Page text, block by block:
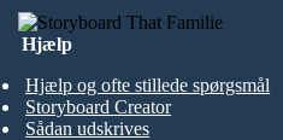
Hjælp
Hjælp og ofte stillede spørgsmål
Storyboard Creator
Sådan udskrives